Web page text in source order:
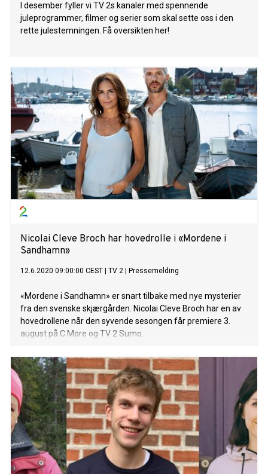
I desember fyller vi TV 2s kanaler med spennende
juleprogrammer, filmer og serier som skal sette oss i den
rette julestemningen. Få oversikten her!
Nicolai Cleve Broch har hovedrolle i «Mordene i
Sandhamn»
12.6.2020 09:00:00 CEST TV 2 Pressemelding
«Mordene i Sandhamn» er snart tilbake med nye mysterier
fra den svenske skjærgården. Nicolai Cleve Broch har en av
hovedrollene når den syvende sesongen får premiere 3.
august på C More og TV 2 Sumo.